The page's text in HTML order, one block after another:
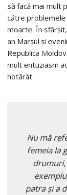
să facă mai mult
către problemele
moarte. În
an Marşul şi
Republica
mult entuziasm
hotărât.
Nu mă
femeia la
drumuri,
patra şi a